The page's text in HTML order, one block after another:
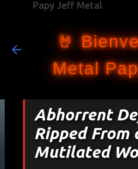
Papy Jeff Metal
🤘
Metal
Abhorrent
Ripped From
Mutilated